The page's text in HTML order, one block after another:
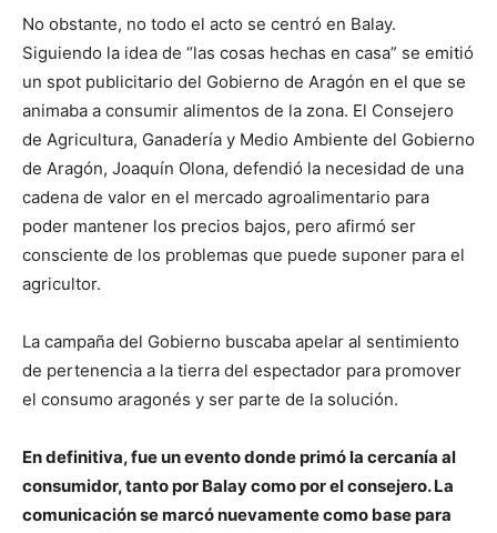
No obstante, no todo el acto se centró en Balay.
Siguiendo la idea de “las cosas hechas en casa” se emitió
un spot publicitario del Gobierno de Aragón en el que se
animaba a consumir alimentos de la zona. El Consejero
de Agricultura, Ganadería y Medio Ambiente del Gobierno
de Aragón, Joaquín Olona, defendió la necesidad de una
cadena de valor en el mercado agroalimentario para
poder mantener los precios bajos, pero afirmó ser
consciente de los problemas que puede suponer para el
agricultor.
La campaña del Gobierno buscaba apelar al sentimiento
de pertenencia a la tierra del espectador para promover
el consumo aragonés y ser parte de la solución.
En definitiva, fue un evento donde primó la cercanía al
consumidor, tanto por Balay como por el consejero. La
comunicación se marcó nuevamente como base para